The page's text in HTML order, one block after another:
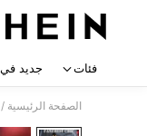
فئات جديد في
الصفحة الرئيسية /